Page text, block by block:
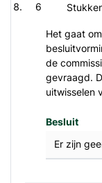
6
Het gaat
de
gevraagd.
uitwisselen
Besluit
Er zijn